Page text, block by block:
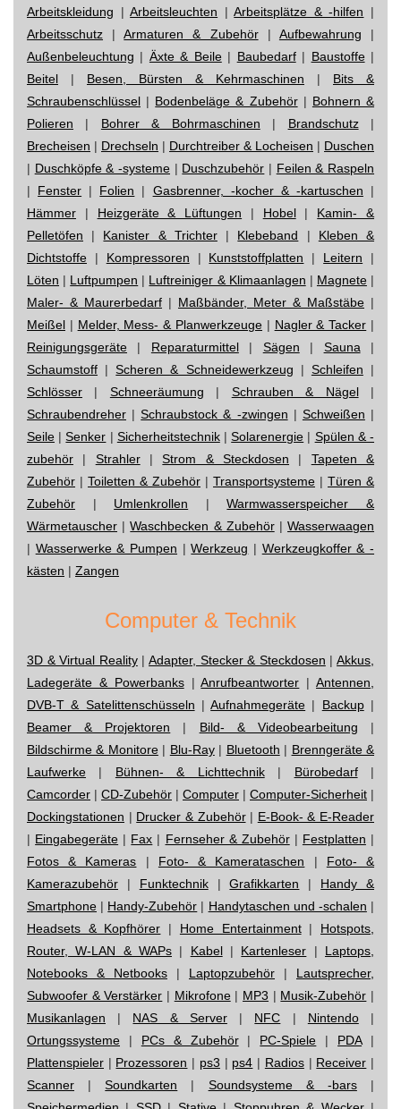
Arbeitskleidung |Arbeitsleuchten |Arbeitsplätze & -hilfen |
Arbeitsschutz |Armaturen & Zubehör| Aufbewahrung |
Außenbeleuchtung | Äxte & Beile| Baubedarf| Baustoffe|
Beitel | Besen, Bürsten & Kehrmaschinen | Bits &
Schraubenschlüssel | Bodenbeläge & Zubehör| Bohnern &
Polieren | Bohrer & Bohrmaschinen | Brandschutz|
Brecheisen | Drechseln | Durchtreiber & Locheisen | Duschen
| Duschköpfe & -systeme | Duschzubehör | Feilen & Raspeln
| Fenster | Folien | Gasbrenner, -kocher & -kartuschen |
Hämmer | Heizgeräte & Lüftungen | Hobel| Kamin- &
Pelletöfen | Kanister & Trichter| Klebeband | Kleben &
Dichtstoffe | Kompressoren | Kunststoffplatten | Leitern |
Löten | Luftpumpen | Luftreiniger & Klimaanlagen | Magnete|
Maler- & Maurerbedarf | Maßbänder, Meter & Maßstäbe |
Meißel | Melder, Mess- & Planwerkzeuge | Nagler & Tacker |
Reinigungsgeräte | Reparaturmittel| Sägen | Sauna |
Schaumstoff |Scheren & Schneidewerkzeug | Schleifen |
Schlösser | Schneeräumung | Schrauben & Nägel|
Schraubendreher |Schraubstock & -zwingen | Schweißen |
Seile |Senker | Sicherheitstechnik|Solarenergie | Spülen & -
zubehör | Strahler|Strom & Steckdosen | Tapeten &
Zubehör | Toiletten & Zubehör | Transportsysteme | Türen &
Zubehör | Umlenkrollen |Warmwasserspeicher &
Wärmetauscher |Waschbecken & Zubehör|Wasserwaagen
| Wasserwerke & Pumpen |Werkzeug | Werkzeugkoffer & -
kästen | Zangen
Computer & Technik
3D & Virtual Reality|Adapter, Stecker & Steckdosen |Akkus,
Ladegeräte & Powerbanks|Anrufbeantworter |Antennen,
DVB-T & Satelittenschüsseln |Aufnahmegeräte | Backup|
Beamer & Projektoren | Bild- & Videobearbeitung |
Bildschirme & Monitore| Blu-Ray| Bluetooth | Brenngeräte &
Laufwerke | Bühnen- & Lichttechnik| Bürobedarf|
Camcorder | CD-Zubehör | Computer | Computer-Sicherheit |
Dockingstationen | Drucker & Zubehör| E-Book- & E-Reader
| Eingabegeräte | Fax | Fernseher & Zubehör| Festplatten |
Fotos & Kameras | Foto- & Kamerataschen | Foto- &
Kamerazubehör | Funktechnik|Grafikkarten | Handy &
Smartphone | Handy-Zubehör | Handytaschen und -schalen |
Headsets & Kopfhörer | Home Entertainment| Hotspots,
Router, W-LAN & WAPs | Kabel| Kartenleser | Laptops,
Notebooks & Netbooks | Laptopzubehör | Lautsprecher,
Subwoofer & Verstärker | Mikrofone| MP3 | Musik-Zubehör |
Musikanlagen | NAS & Server| NFC | Nintendo|
Ortungssysteme | PCs & Zubehör| PC-Spiele | PDA|
Plattenspieler | Prozessoren | ps3 | ps4 | Radios| Receiver |
Scanner |Soundkarten | Soundsysteme & -bars|